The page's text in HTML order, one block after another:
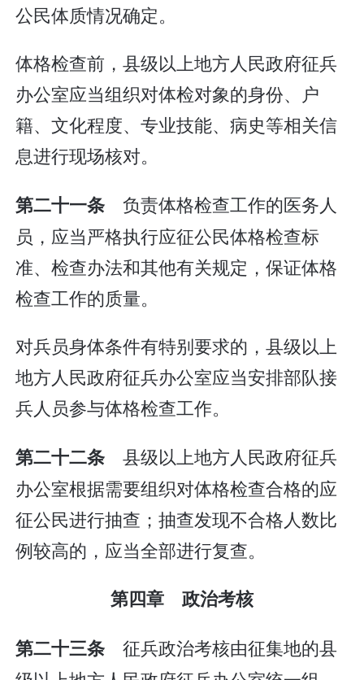
公民体质情况确定。
体格检查前，县级以上地方人民政府征兵
办公室应当组织对体检对象的身份、户
籍、文化程度、专业技能、病史等相关信
息进行现场核对。
第二十一条 负责体格检查工作的医务人
员，应当严格执行应征公民体格检查标
准、检查办法和其他有关规定，保证体格
检查工作的质量。
对兵员身体条件有特别要求的，县级以上
地方人民政府征兵办公室应当安排部队接
兵人员参与体格检查工作。
第二十二条 县级以上地方人民政府征兵
办公室根据需要组织对体格检查合格的应
征公民进行抽查；抽查发现不合格人数比
例较高的，应当全部进行复查。
第四章 政治考核
第二十三条 征兵政治考核由征集地的县